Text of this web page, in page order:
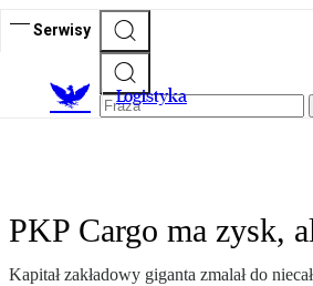
Serwisy
Logistyka
PKP Cargo ma zysk,
Kapitał zakładowy giganta zmalał do